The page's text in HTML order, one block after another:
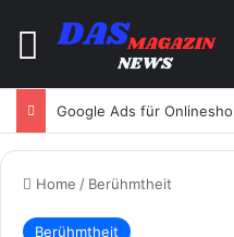
Menu
Home / Berühmtheit
Berühmtheit